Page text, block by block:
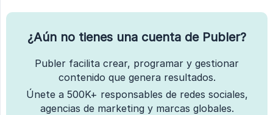
¿Aún no tienes una cuenta de Publer?
Publer facilita crear, programar y gestionar
contenido que genera resultados.
Únete a 500K+ responsables de redes sociales,
agencias de marketing y marcas globales.